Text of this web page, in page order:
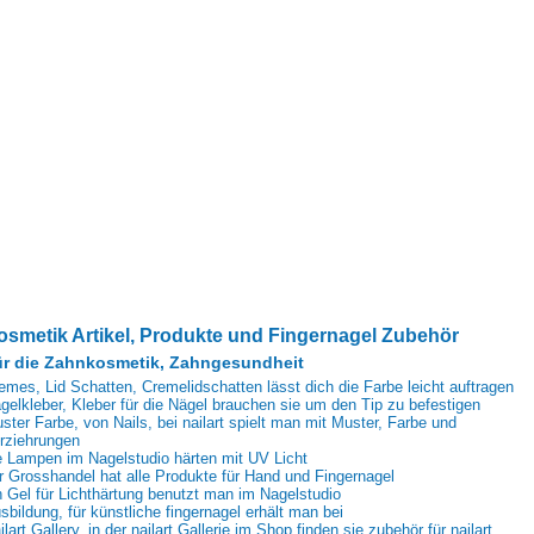
Artikel, Produkte und Fingernagel Zubehör
die Zahnkosmetik, Zahngesundheit
Lid Schatten, Cremelidschatten lässt dich die Farbe leicht auftragen
Kleber für die Nägel brauchen sie um den Tip zu befestigen
Farbe, von Nails, bei nailart spielt man mit Muster, Farbe und
Lampen im Nagelstudio härten mit UV Licht
Grosshandel hat alle Produkte für Hand und Fingernagel
Gel für Lichthärtung benutzt man im Nagelstudio
für künstliche fingernagel erhält man bei
Gallery, in der nailart Gallerie im Shop finden sie zubehör für nailart